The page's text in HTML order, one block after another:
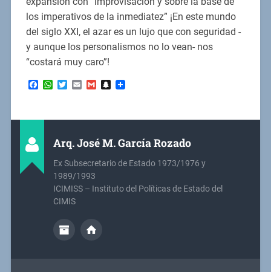
los imperativos de la inmediatez” ¡En este mundo
del siglo XXI, el azar es un lujo que con seguridad -
y aunque los personalismos no lo vean- nos
“costará muy caro”!
Facebook
WhatsApp
Twitter
EmailGmailSnapchat
Arq. José M. García Rozado
Ex Subsecretario de Estado 1973/1976 y
1989/1993
ICIMISS – Instituto del Políticas de Estado del
CIMIS